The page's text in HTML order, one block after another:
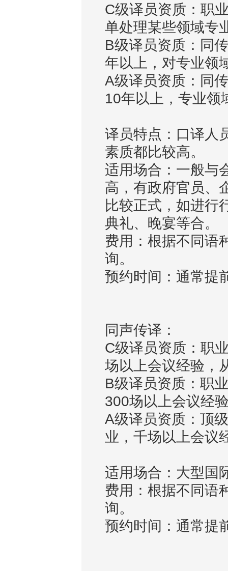
C级译员资质：职
单处理某些领域专
B级译员资质：同
年以上，对专业领
A级译员资质：同
10年以上，专业领
译员特点：口译人
素质都比较高。
适用场合：一般与
高，有政府官员、
比较正式，如进行
典礼、晚宴等合。
费用：根据不同语
询。
预约时间：通常提
同声传译：
C级译员资质：职
场以上会议经验，
B级译员资质：职
300场以上会议经
A级译员资质：顶
业，千场以上会议
适用场合：大型国
费用：根据不同语
询。
预约时间：通常提